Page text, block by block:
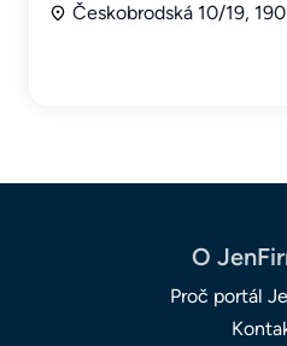
Českobrodská 10/19,
O
Proč portál